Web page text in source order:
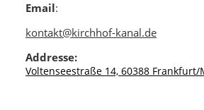
Email:
kontakt@kirchhof-kanal.de
Addresse:
Voltenseestraße 14, 60388 Frankfurt/